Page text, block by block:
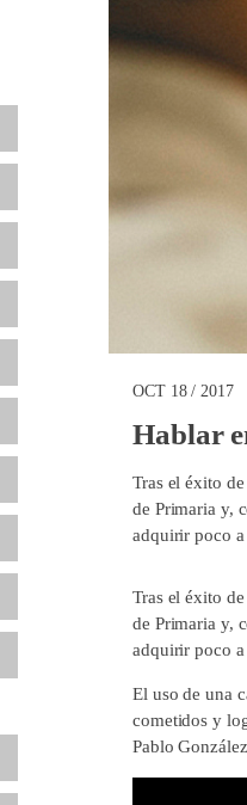
OCT 18 / 2017
Hablar
Tras el éxito
de Primaria y,
adquirir poco a
Tras el éxito
de Primaria y,
adquirir poco a
El uso de una
cometidos y
Pablo